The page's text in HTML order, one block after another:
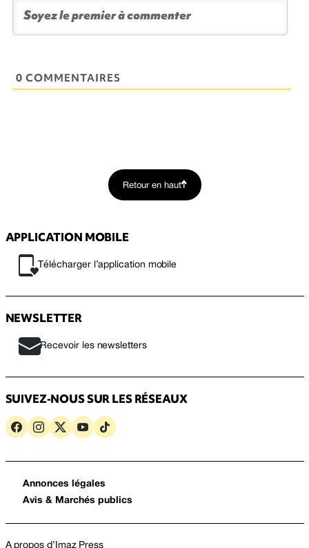
0 COMMENTAIRES
Retour en haut
APPLICATION MOBILE
Télécharger l’application mobile
NEWSLETTER
Recevoir les newsletters
SUIVEZ-NOUS SUR LES RÉSEAUX
Annonces légales
Avis & Marchés publics
A propos d’Imaz Press